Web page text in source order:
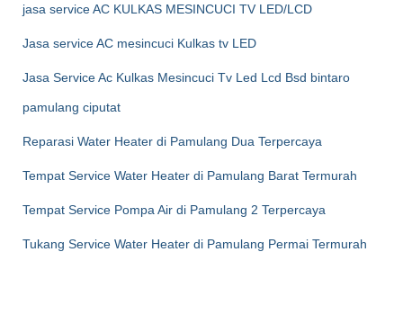
jasa service AC KULKAS MESINCUCI TV LED/LCD
Jasa service AC mesincuci Kulkas tv LED
Jasa Service Ac Kulkas Mesincuci Tv Led Lcd Bsd bintaro
pamulang ciputat
Reparasi Water Heater di Pamulang Dua Terpercaya
Tempat Service Water Heater di Pamulang Barat Termurah
Tempat Service Pompa Air di Pamulang 2 Terpercaya
Tukang Service Water Heater di Pamulang Permai Termurah